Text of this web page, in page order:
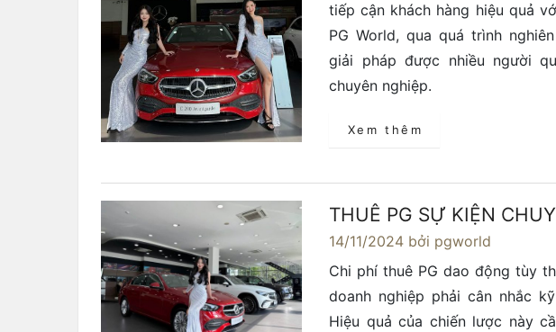
tiếp cận khách hàng hiệu quả
PG World, qua quá trình
giải pháp được nhiều người
chuyên nghiệp.
Xem thêm
THUÊ PG SỰ KIỆN
14/11/2024 bởi pgworld
Chi phí thuê PG dao động tùy
doanh nghiệp phải cân nhắc
Hiệu quả của chiến lược này